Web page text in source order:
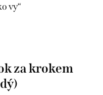
vy“
za krokem